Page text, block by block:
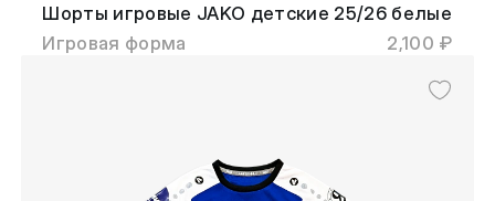
Шорты игровые JAKO детские 25/26 белые
Игровая форма
2,100 ₽